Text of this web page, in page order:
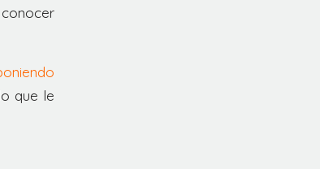
que le